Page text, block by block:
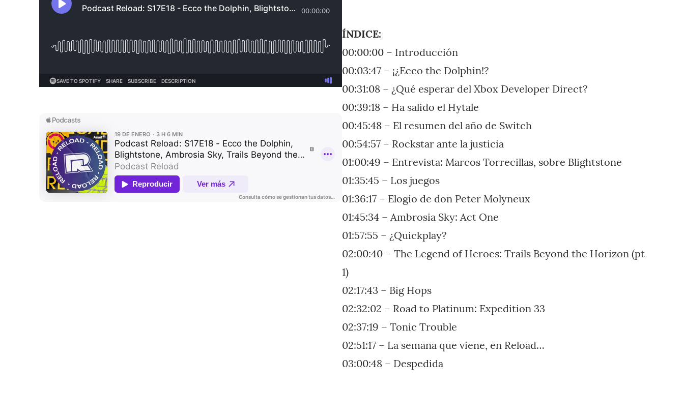
ÍNDICE:
00:00:00 – Introducción
00:03:47 – ¡¿Ecco the Dolphin!?
00:31:08 – ¿Qué esperar del Xbox Developer Direct?
00:39:18 – Ha salido el Hytale
00:45:48 – El resumen del año de Switch
00:54:57 – Rockstar ante la justicia
01:00:49 – Entrevista: Marcos Torrecillas, sobre Blightstone
01:35:45 – Los juegos
01:36:17 – Elogio de don Peter Molyneux
01:45:34 – Ambrosia Sky: Act One
01:57:55 – ¿Quickplay?
02:00:40 – The Legend of Heroes: Trails Beyond the Horizon (pt
1)
02:17:43 – Big Hops
02:32:02 – Road to Platinum: Expedition 33
02:37:19 – Tonic Trouble
02:51:17 – La semana que viene, en Reload…
03:00:48 – Despedida